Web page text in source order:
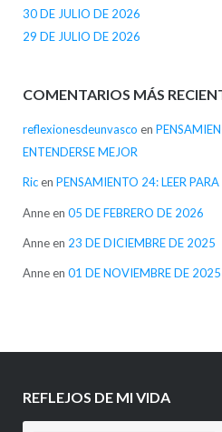
30 DE JULIO DE 2026
29 DE JULIO DE 2026
COMENTARIOS MÁS
reflexionesdeunvasco en
ENTENDERSE MEJOR
Ricen PENSAMIENTO 24: LEER
Anneen 05 DE FEBRERO DE 2026
Anneen 23 DE DICIEMBRE DE 2025
Anneen 01 DE NOVIEMBRE DE 2025
REFLEJOS DE MI VIDA